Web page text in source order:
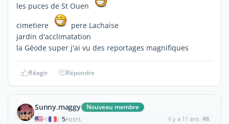
les puces de St Ouen
cimetiere
pere Lachaise
jardin d'acclimatation
la Géode super j'ai vu des reportages magnifiques
Réagir Répondre
Sunny.maggy Nouveau membre
| 5POSTS il y a 11 ans #8